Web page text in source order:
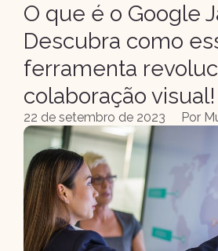
O que é o Google
Descubra como
ferramenta
colaboração visual!
22 de setembro de 2023 Por